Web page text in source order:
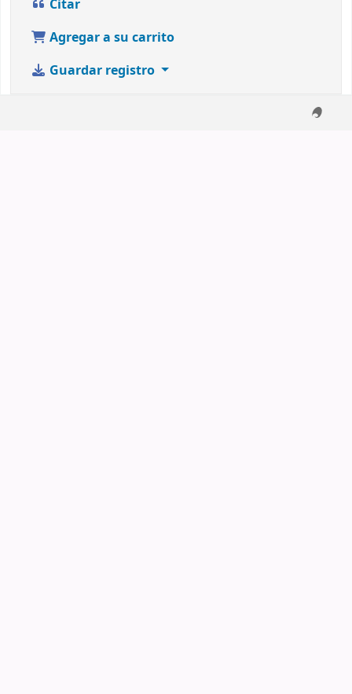
Citar
Agregar a su carrito
Guardar registro